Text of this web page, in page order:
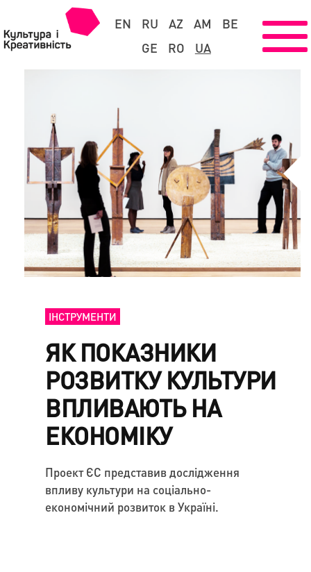
EN RU AZ AM
BE
GE
RO UA
ІНСТРУМЕНТИ
ЯК ПОКАЗНИКИ
РОЗВИТКУ КУЛЬТУРИ
ВПЛИВАЮТЬ НА
ЕКОНОМІКУ
Проект ЄС представив дослідження
впливу культури на соціально-
економічний розвиток в Україні.